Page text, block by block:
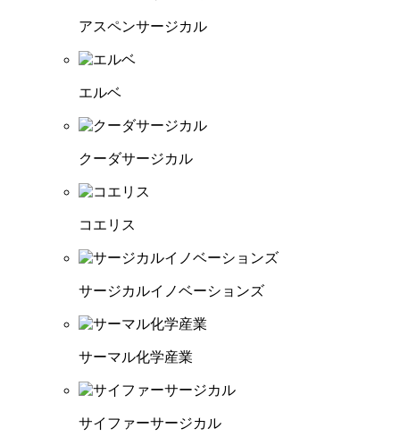
アスペンサージカル
エルベ
クーダサージカル
コエリス
サージカルイノベーションズ
サーマル化学産業
サイファーサージカル